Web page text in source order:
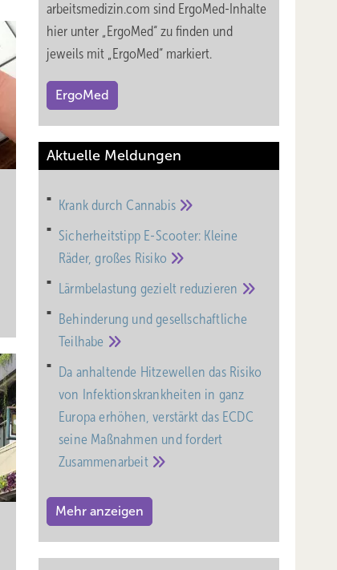
arbeitsmedizin.com sind ErgoMed-Inhalte
hier unter „ErgoMed“ zu finden und
jeweils mit „ErgoMed“ markiert.
ErgoMed
Aktuelle Meldungen
Krank durchCannabis
Sicherheitstipp E-Scooter: Kleine
Räder, großes Risiko
Lärmbelastung gezielt reduzieren
Behinderung und gesell­schaft­liche
Teil­habe
Da anhaltende Hitzewellen das Risiko
von Infektionskrankheiten in ganz
Europa erhöhen, verstärkt das ECDC
seine Maßnahmen und fordert
Zusammenarbeit
Mehr anzeigen